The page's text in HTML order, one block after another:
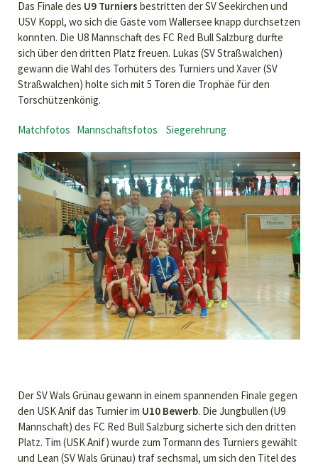
Das Finale des U9 Turniers bestritten der SV Seekirchen und
USV Koppl, wo sich die Gäste vom Wallersee knapp durchsetzen
konnten. Die U8 Mannschaft des FC Red Bull Salzburg durfte
sich über den dritten Platz freuen. Lukas (SV Straßwalchen)
gewann die Wahl des Torhüters des Turniers und Xaver (SV
Straßwalchen) holte sich mit 5 Toren die Trophäe für den
Torschützenkönig.
Matchfotos Mannschaftsfotos Siegerehrung
Der SV Wals Grünau gewann in einem spannenden Finale gegen
den USK Anif das Turnier im U10 Bewerb. Die Jungbullen (U9
Mannschaft) des FC Red Bull Salzburg sicherte sich den dritten
Platz. Tim (USK Anif) wurde zum Tormann des Turniers gewählt
und Lean (SV Wals Grünau) traf sechsmal, um sich den Titel des